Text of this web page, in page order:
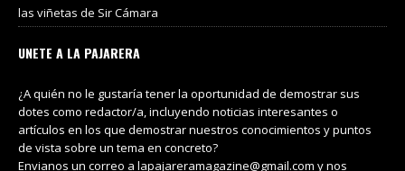
las viñetas de Sir Cámara
UNETE A LA PAJARERA
¿A quién no le gustaría tener la oportunidad de demostrar sus
dotes como redactor/a, incluyendo noticias interesantes o
artículos en los que demostrar nuestros conocimientos y puntos
de vista sobre un tema en concreto?
Envianos un correo a lapajareramagazine@gmail.com y nos